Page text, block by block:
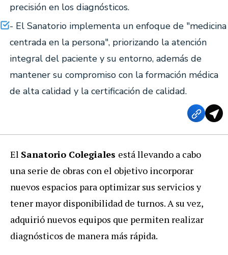
precisión en los diagnósticos.
- El Sanatorio implementa un enfoque de "medicina
centrada en la persona", priorizando la atención
integral del paciente y su entorno, además de
mantener su compromiso con la formación médica
de alta calidad y la certificación de calidad.
El Sanatorio Colegiales está llevando a cabo
una serie de obras con el objetivo incorporar
nuevos espacios para optimizar sus servicios y
tener mayor disponibilidad de turnos. A su vez,
adquirió nuevos equipos que permiten realizar
diagnósticos de manera más rápida.